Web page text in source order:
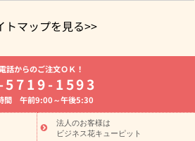
トマップを見る>>
いの花特集
誕生日フラワーギフト特集
ョウ)
開店・開業祝い
やみ お供え・お悔やみの花
葬儀に贈る花 胡蝶蘭・花鉢
ベント
ひまわり ギフト・プレゼント
） 季節のイベント
お盆 花（新
話からのご注文ＯＫ！
5719-1593
間 午前9:00～午後5:30
法人のお客様は
ビジネス花キューピット